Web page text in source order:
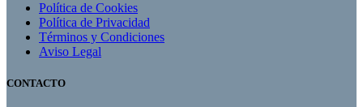
Política de Cookies
Política de Privacidad
Términos y Condiciones
Aviso Legal
CONTACTO